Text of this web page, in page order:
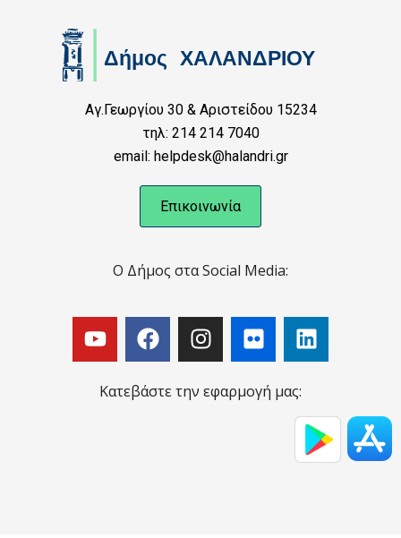
Αγ.Γεωργίου 30 & Αριστείδου 15234
τηλ: 214 214 7040
email: helpdesk@halandri.gr
Επικοινωνία
Ο Δήμος στα Social Media:
Κατεβάστε την εφαρμογή μας: